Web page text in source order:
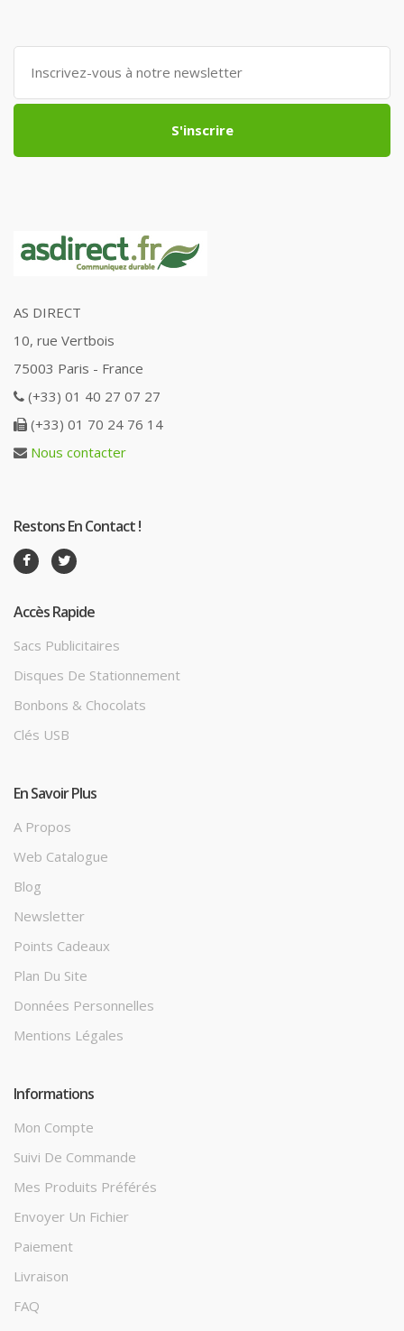
S'inscrire
AS DIRECT
10, rue Vertbois
75003 Paris - France
(+33) 01 40 27 07 27
(+33) 01 70 24 76 14
Nous contacter
Restons En Contact !
Accès Rapide
Sacs Publicitaires
Disques De Stationnement
Bonbons & Chocolats
Clés USB
En Savoir Plus
A Propos
Web Catalogue
Blog
Newsletter
Points Cadeaux
Plan Du Site
Données Personnelles
Mentions Légales
Informations
Mon Compte
Suivi De Commande
Mes Produits Préférés
Envoyer Un Fichier
Paiement
Livraison
FAQ